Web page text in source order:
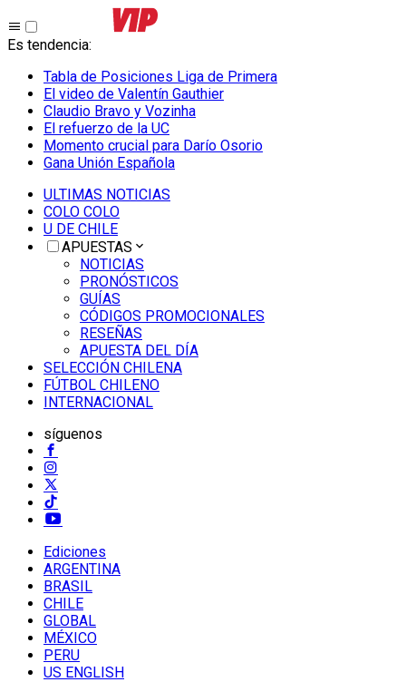
Es tendencia:
Tabla de Posiciones Liga de Primera
El video de Valentín Gauthier
Claudio Bravo y Vozinha
El refuerzo de la UC
Momento crucial para Darío Osorio
Gana Unión Española
ULTIMAS NOTICIAS
COLO COLO
U DE CHILE
APUESTAS
NOTICIAS
PRONÓSTICOS
GUÍAS
CÓDIGOS PROMOCIONALES
RESEÑAS
APUESTA DEL DÍA
SELECCIÓN CHILENA
FÚTBOL CHILENO
INTERNACIONAL
síguenos
Ediciones
ARGENTINA
BRASIL
CHILE
GLOBAL
MÉXICO
PERU
US ENGLISH